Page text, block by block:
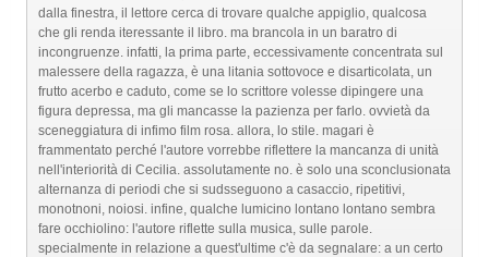
dalla finestra, il lettore cerca di trovare qualche appiglio, qualcosa
che gli renda iteressante il libro. ma brancola in un baratro di
incongruenze. infatti, la prima parte, eccessivamente concentrata sul
malessere della ragazza, è una litania sottovoce e disarticolata, un
frutto acerbo e caduto, come se lo scrittore volesse dipingere una
figura depressa, ma gli mancasse la pazienza per farlo. ovvietà da
sceneggiatura di infimo film rosa. allora, lo stile. magari è
frammentato perché l'autore vorrebbe riflettere la mancanza di unità
nell'interiorità di Cecilia. assolutamente no. è solo una sconclusionata
alternanza di periodi che si sudsseguono a casaccio, ripetitivi,
monotnoni, noiosi. infine, qualche lumicino lontano lontano sembra
fare occhiolino: l'autore riflette sulla musica, sulle parole.
specialmente in relazione a quest'ultime c'è da segnalare: a un certo